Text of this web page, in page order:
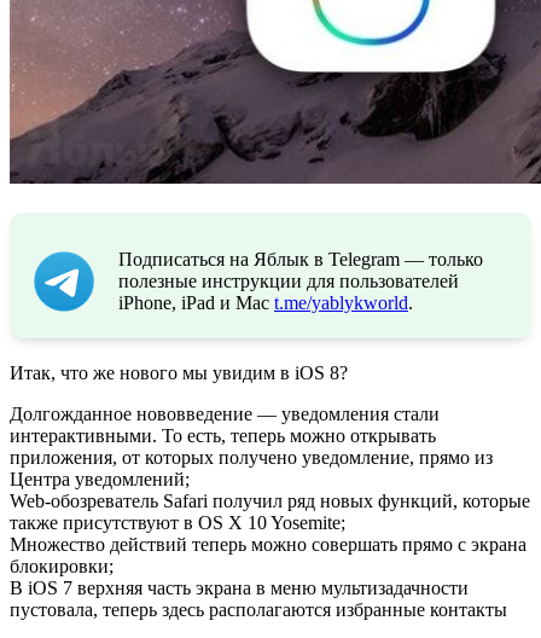
Подписаться на Яблык в Telegram — только
полезные инструкции для пользователей
iPhone, iPad и Mac t.me/yablykworld.
Итак, что же нового мы увидим в iOS 8?
Долгожданное нововведение — уведомления стали
интерактивными. То есть, теперь можно открывать
приложения, от которых получено уведомление, прямо из
Центра уведомлений;
Web-обозреватель Safari получил ряд новых функций, которые
также присутствуют в OS X 10 Yosemite;
Множество действий теперь можно совершать прямо с экрана
блокировки;
В iOS 7 верхняя часть экрана в меню мультизадачности
пустовала, теперь здесь располагаются избранные контакты